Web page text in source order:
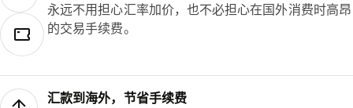
永远不用担心汇率加价，也不必担心在国外消费时高昂
的交易手续费。
汇款到海外，节省手续费